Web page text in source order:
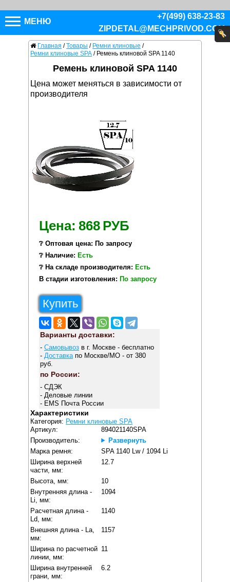
МЕНЮ
+7(499) 638-23-83
ZIPDETAL@MECHPRIVOD.COM
Главная / Товары / Ремни клиновые /
Ремни клиновые SPA / Ремень клиновой SPA 1140
Ремень клиновой SPA 1140
Цена может меняться в зависимости от
производителя
Цена: 868 РУБ
❔ Оптовая цена: По запросу
❔ Наличие: Есть
❔ На складе производителя: Есть
В стадии изготовления: По запросу
Купить
Варианты доставки:
- Самовывозв г. Москве - бесплатно
- Доставкапо Москве/МО - от 380
руб.
по России:
- СДЭК
- Деловые линии
- EMS Почта России
Характеристики
Категория: Ремни клиновые SPA
Артикул:
894021140SPA
Производитель:
Развернуть
Марка ремня:
SPA 1140 Lw / 1094 Li
Ширина верхней
части, мм:
12.7
Высота, мм:
10
Внутренняя длина -
Li, мм:
1094
Расчетная длина -
Ld, мм:
1140
Внешняя длина - La,
мм:
1157
Ширина по расчетной
линии, мм:
11
Ширина внутренней
грани, мм:
6.2